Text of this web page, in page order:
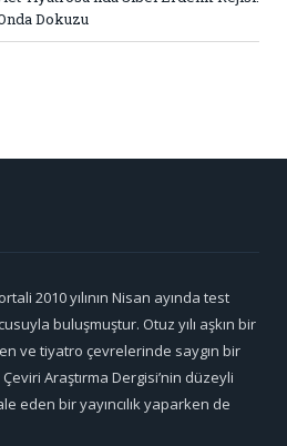
Dokuzu
2010 yılının Nisan ayında test
buluşmuştur. Otuz yılı aşkın bir
ve tiyatro çevrelerinde saygın bir
Araştırma Dergisi’nin düzeyli
eden bir yayıncılık yaparken de